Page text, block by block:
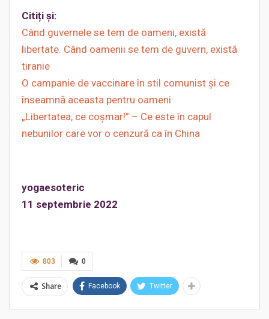
Citiți și:
Când guvernele se tem de oameni, există
libertate. Când oamenii se tem de guvern, există
tiranie
O campanie de vaccinare în stil comunist și ce
înseamnă aceasta pentru oameni
„Libertatea, ce coșmar!” – Ce este în capul
nebunilor care vor o cenzură ca în China
yogaesoteric
11 septembrie 2022
0
803
Share Facebook Twitter